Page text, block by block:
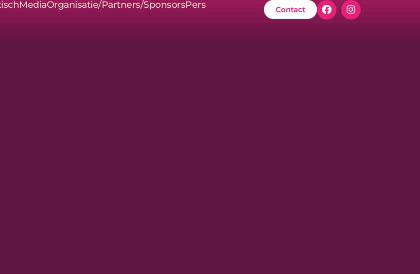
MediaOrganisatie/Partners/SponsorsPers Contact